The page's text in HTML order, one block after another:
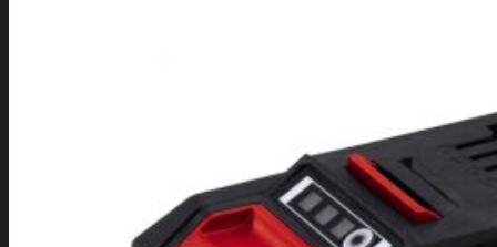
Poistotuotteet
Kausituotteet
Joulu